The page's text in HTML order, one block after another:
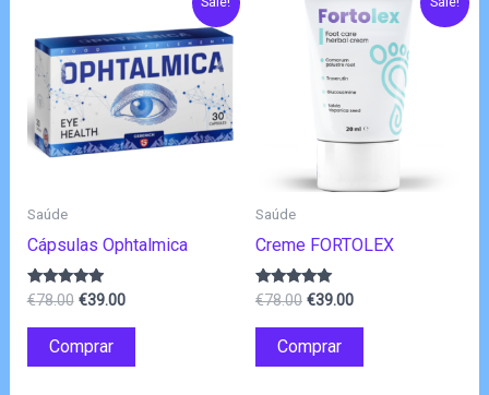
Saúde
Cápsulas Ophtalmica
Avaliação
de 5
€78.00 O
original
era:
€39.00O
Comprar
Saúde
Creme FORTOLEX
Avaliação
de 5
€78.00 O
original
era:
€39.00O
Comprar